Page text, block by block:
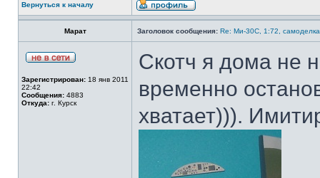
Вернуться к началу
Марат Заголовок сообщения: Re: Ми-30С, 1:72, самоделка
Зарегистрирован: 18 янв 2011
22:42
Сообщения: 4883
Откуда: г. Курск
Скотч я дома не
временно
хватает))).